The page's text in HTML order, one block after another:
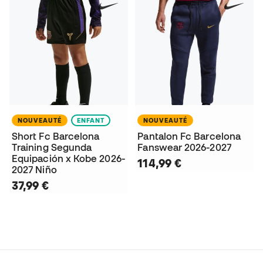
NOUVEAUTÉ ENFANT
Short Fc Barcelona
Training Segunda
Equipación x Kobe 2026-
2027 Niño
37,99 €
NOUVEAUTÉ
Pantalon Fc Barcelona
Fanswear 2026-2027
114,99 €